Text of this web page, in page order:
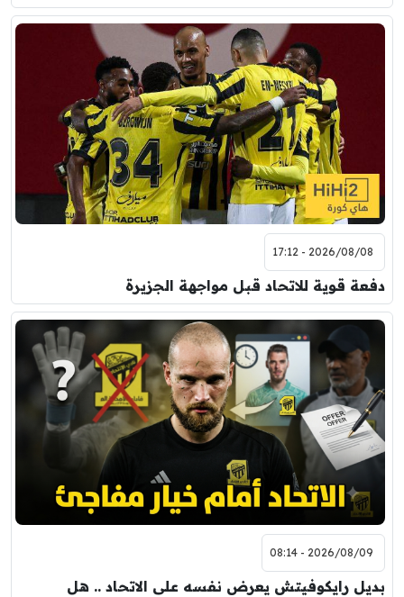
2026/08/08 - 17:12
دفعة قوية للاتحاد قبل مواجهة الجزيرة
2026/08/09 - 08:14
بديل رايكوفيتش يعرض نفسه على الاتحاد .. هل